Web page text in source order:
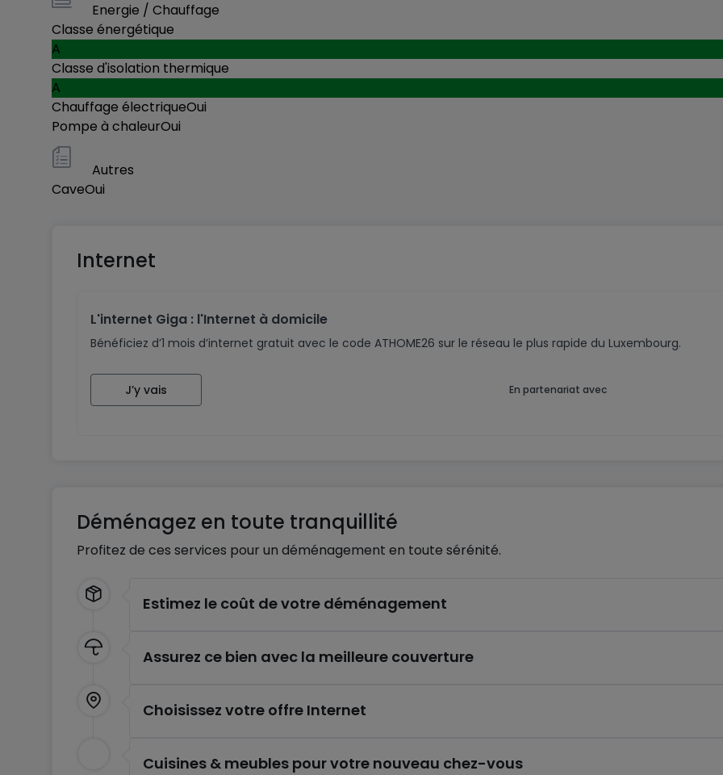
Energie / Chauffage
Classe énergétique
A
Classe d'isolation thermique
A
Chauffage électriqueOui
Pompe à chaleurOui
Autres
CaveOui
Internet
L'internet Giga : l'Internet à domicile
Bénéficiez d’1 mois d’internet gratuit avec le code ATHOME26 sur le réseau le plus rapide du Luxembourg.
J’y vais En partenariat avec
Déménagez en toute tranquillité
Profitez de ces services pour un déménagement en toute sérénité.
Estimez le coût de votre déménagement
Assurez ce bien avec la meilleure couverture
Choisissez votre offre Internet
Cuisines & meubles pour votre nouveau chez-vous